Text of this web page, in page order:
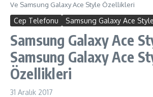
Ve Samsung Galaxy Ace Style Özellikleri
Cep Telefonu Samsung Galaxy Ace Style
Samsung Galaxy Ace
Samsung Galaxy Ace
Özellikleri
31 Aralık 2017